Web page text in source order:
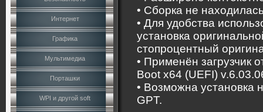
Интернет
Графика
Мультимедиа
Порташки
WPI и другой soft
• Сборка не
• Для удобства
установка
стопроцентный
• Применён загрузчик
Boot x64 (UEFI)
• Возможна установка
GPT.